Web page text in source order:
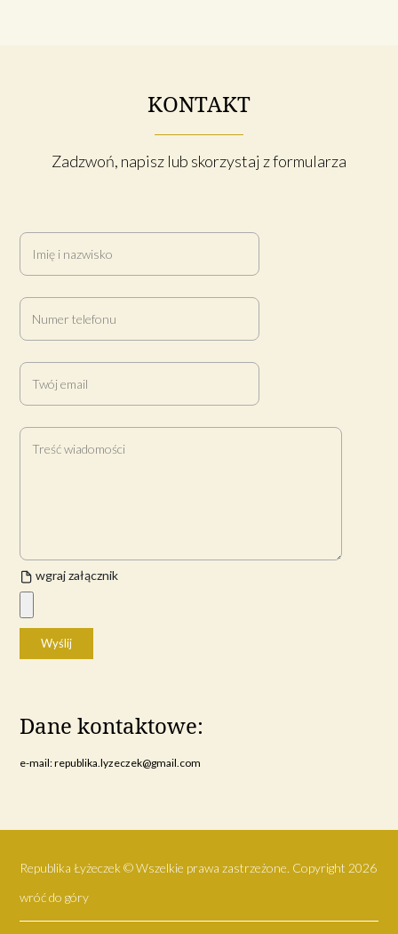
KONTAKT
Zadzwoń, napisz lub skorzystaj z formularza
Dane kontaktowe:
e-mail:republika.lyzeczek@gmail.com
wgraj załącznik
Republika Łyżeczek © Wszelkie prawa zastrzeżone. Copyright 2026
wróć do góry